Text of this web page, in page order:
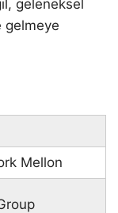
geleneksel
gelmeye
Mellon